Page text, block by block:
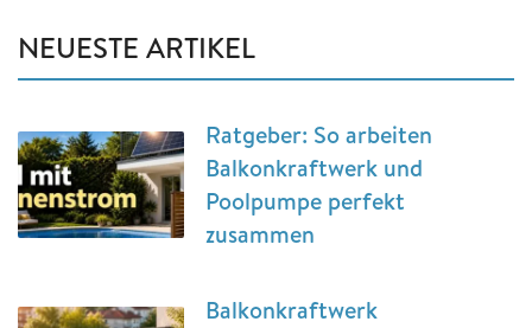
NEUESTE ARTIKEL
Ratgeber: So arbeiten
Balkonkraftwerk und
Poolpumpe perfekt
zusammen
Balkonkraftwerk